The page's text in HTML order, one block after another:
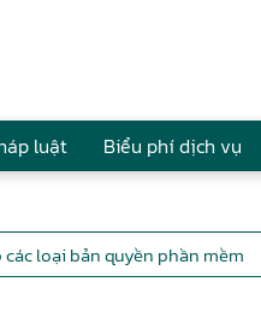
luật Biểu phí dịch vụ
loại bản quyền phần mềm